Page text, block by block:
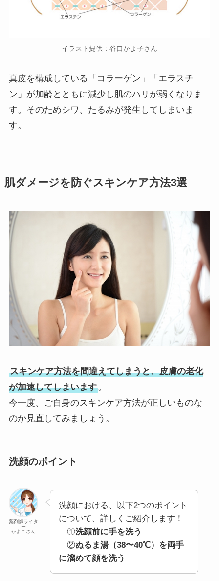
イラスト提供：谷口かよ子さん
真皮を構成している「コラーゲン」「エラスチ
ン」が加齢とともに減少し肌のハリが弱くなりま
す。そのためシワ、たるみが発生してしまいま
す。
肌ダメージを防ぐスキンケア方法3選
スキンケア方法を間違えてしまうと、皮膚の老化
が加速してしまいます。
今一度、ご自身のスキンケア方法が正しいものな
のか見直してみましょう。
洗顔のポイント
薬剤師ライタ
ー
かよこさん
洗顔における、以下2つのポイント
について、詳しくご紹介します！
①洗顔前に手を洗う
②ぬるま湯（38〜40℃）を両手
に溜めて顔を洗う